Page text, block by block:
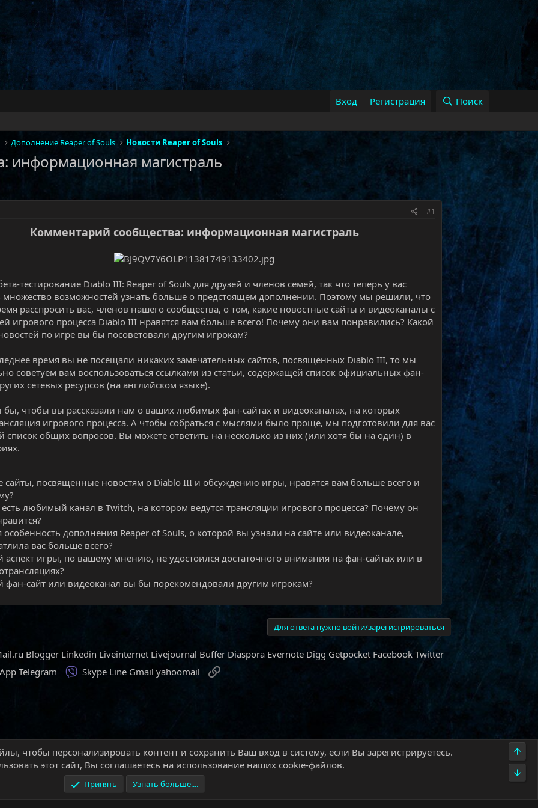
Вход Регистрация Поиск
Дополнение Reaper of Souls Новости Reaper of Souls
информационная магистраль
#1
Комментарий сообщества: информационная магистраль
тестирование Diablo III: Reaper of Souls для друзей и членов семей, так что теперь у вас
множество возможностей узнать больше о предстоящем дополнении. Поэтому мы решили, что
расспросить вас, членов нашего сообщества, о том, какие новостные сайты и видеоканалы с
игрового процесса Diablo III нравятся вам больше всего! Почему они вам понравились? Какой
по игре вы бы посоветовали другим игрокам?
время вы не посещали никаких замечательных сайтов, посвященных Diablo III, то мы
советуем вам воспользоваться ссылками из статьи, содержащей список официальных фан-
сетевых ресурсов (на английском языке).
чтобы вы рассказали нам о ваших любимых фан-сайтах и видеоканалах, на которых
игрового процесса. А чтобы собраться с мыслями было проще, мы подготовили для вас
список общих вопросов. Вы можете ответить на несколько из них (или хотя бы на один) в
сайты, посвященные новостям о Diablo III и обсуждению игры, нравятся вам больше всего и
есть любимый канал в Twitch, на котором ведутся трансляции игрового процесса? Почему он
особенность дополнения Reaper of Souls, о которой вы узнали на сайте или видеоканале,
вас больше всего?
аспект игры, по вашему мнению, не удостоился достаточного внимания на фан-сайтах или в
фан-сайт или видеоканал вы бы порекомендовали другим игрокам?
Для ответа нужно войти/зарегистрироваться
Blogger Linkedin Liveinternet Livejournal Buffer Diaspora Evernote Digg Getpocket Facebook Twitter
Telegram Viber
Skype Line Gmail yahoomail
Дополнение Reaper of Souls Новости Reaper of Souls
Условия и правила
чтобы персонализировать контент и сохранить Ваш вход в систему, если Вы зарегистрируетесь.
этот сайт, Вы соглашаетесь на использование наших cookie-файлов.
Принять Узнать больше....
Верх
Низ